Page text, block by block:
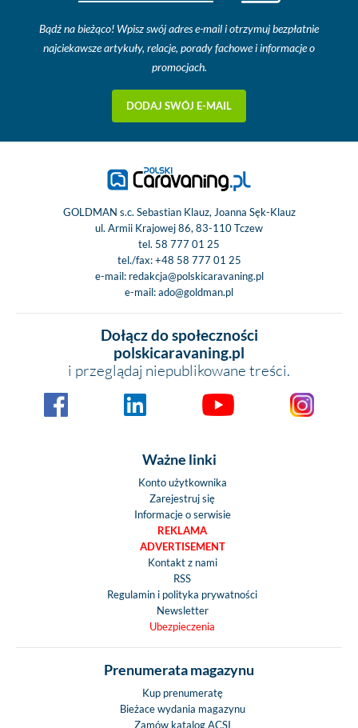
Bądź na bieżąco! Wpisz swój adres e-mail i otrzymuj bezpłatnie
najciekawsze artykuły, relacje, porady fachowe i informacje o
promocjach.
DODAJ SWÓJ E-MAIL
GOLDMAN s.c. Sebastian Klauz, Joanna Sęk-Klauz
ul. Armii Krajowej 86, 83-110 Tczew
tel. 58 777 01 25
tel./fax:+48 58 777 01 25
e-mail: redakcja@polskicaravaning.pl
e-mail:ado@goldman.pl
Dołącz do społeczności
polskicaravaning.pl
i przeglądaj niepublikowane treści.
Ważne linki
Konto użytkownika
Zarejestruj się
Informacje o serwisie
REKLAMA
ADVERTISEMENT
Kontakt z nami
RSS
Regulamin i polityka prywatności
Newsletter
Ubezpieczenia
Prenumerata magazynu
Kup prenumeratę
Bieżace wydania magazynu
Zamów katalog ACSI